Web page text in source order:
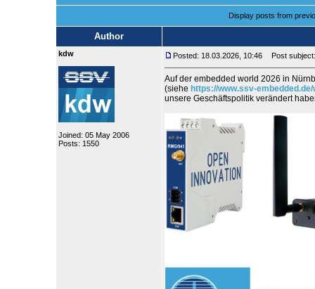
Display posts from
Author
kdw
Joined: 05 May 2006
Posts: 1550
Posted: 18.03.2026, 10:46 Post
Auf der embedded world 2026 in
(siehe https://www.ssv-
unsere Geschäftspolitik verändert